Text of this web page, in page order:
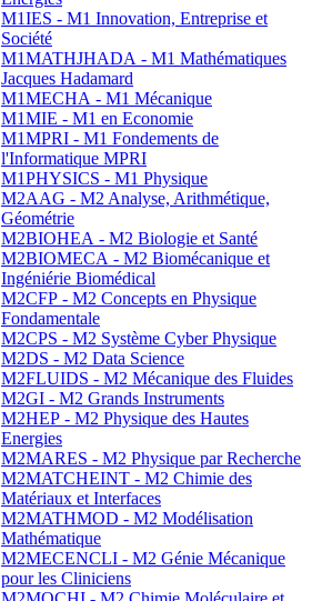
M1IES - M1 Innovation, Entreprise et
Société
M1MATHJHADA - M1 Mathématiques
Jacques Hadamard
M1MECHA - M1 Mécanique
M1MIE - M1 en Economie
M1MPRI - M1 Fondements de
l'Informatique MPRI
M1PHYSICS - M1 Physique
M2AAG - M2 Analyse, Arithmétique,
Géométrie
M2BIOHEA - M2 Biologie et Santé
M2BIOMECA - M2 Biomécanique et
Ingéniérie Biomédical
M2CFP - M2 Concepts en Physique
Fondamentale
M2CPS - M2 Système Cyber Physique
M2DS - M2 Data Science
M2FLUIDS - M2 Mécanique des Fluides
M2GI - M2 Grands Instruments
M2HEP - M2 Physique des Hautes
Energies
M2MARES - M2 Physique par Recherche
M2MATCHEINT - M2 Chimie des
Matériaux et Interfaces
M2MATHMOD - M2 Modélisation
Mathématique
M2MECENCLI - M2 Génie Mécanique
pour les Cliniciens